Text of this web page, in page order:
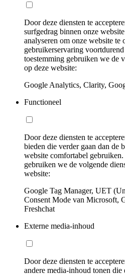
Door deze diensten te
surfgedrag binnen onze
analyseren om onze website te
gebruikerservaring
toestemming gebruiken we de
op deze website:
Google Analytics, Clarity,
Functioneel
Door deze diensten te
bieden die verder gaan dan de
website comfortabel
gebruiken we de volgende
website:
Google Tag Manager, UET
Consent Mode van Microsoft,
Freshchat
Externe media-inhoud
Door deze diensten te
andere media-inhoud tonen